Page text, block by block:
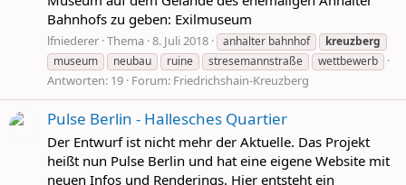
Bahnhofs zu geben: Exilmuseum
lfniederer Thema 8. Juli 2018 anhalter bahnhof
kreuzberg
museum
neubau ruine stresemannstraße wettbewerb
Antworten: 19 Forum: Friedrichshain-Kreuzberg
Pulse Berlin - Hallesches Quartier
Der Entwurf ist nicht mehr der Aktuelle. Das Projekt
heißt nun Pulse Berlin und hat eine eigene Website mit
neuen Infos und Renderings. Hier entsteht ein